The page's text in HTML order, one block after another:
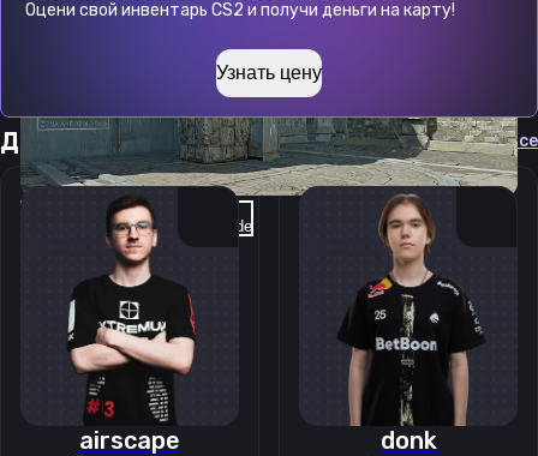
Previous slide Next slide
Оцени свой инвентарь CS2 и получи деньги на карту!
Узнать цену
Другие прицелы Cмотреть все
airscape donk